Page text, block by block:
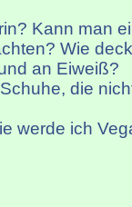
Kann man
Wie
an Eiweiß?
die
werde ich